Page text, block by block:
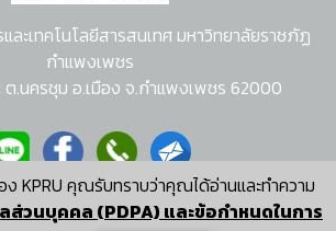
ง KPRU คุณรับทราบว่าคุณได้อ่านและทำความ
ส่วนบุคคล (PDPA) และข้อกำหนดในการ
ะเทคโนโลยีสารสนเทศ มหาวิทยาลัยราชภัฏ
กำแพงเพชร
ต.นครชุม อ.เมือง จ.กำแพงเพชร 62000
ฒนาระบบ อนุชา พวงผกา